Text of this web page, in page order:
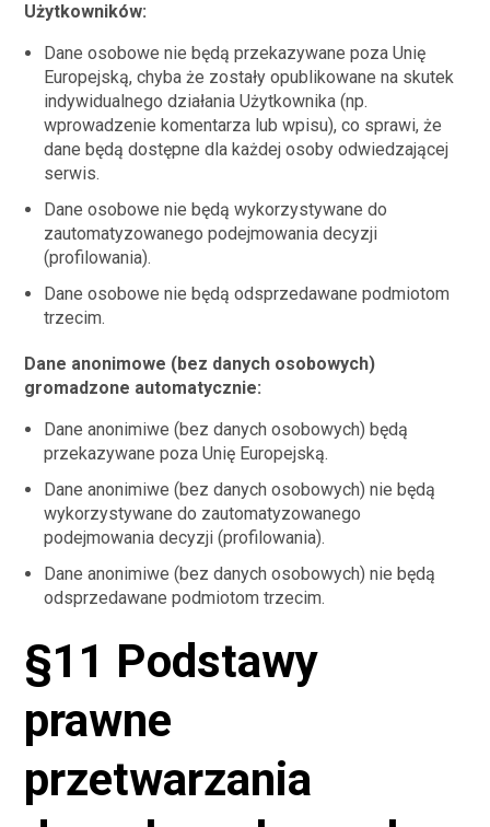
Użytkowników:
Dane osobowe nie będą przekazywane poza Unię
Europejską, chyba że zostały opublikowane na skutek
indywidualnego działania Użytkownika (np.
wprowadzenie komentarza lub wpisu), co sprawi, że
dane będą dostępne dla każdej osoby odwiedzającej
serwis.
Dane osobowe nie będą wykorzystywane do
zautomatyzowanego podejmowania decyzji
(profilowania).
Dane osobowe nie będą odsprzedawane podmiotom
trzecim.
Dane anonimowe (bez danych osobowych)
gromadzone automatycznie:
Dane anonimiwe (bez danych osobowych) będą
przekazywane poza Unię Europejską.
Dane anonimiwe (bez danych osobowych) nie będą
wykorzystywane do zautomatyzowanego
podejmowania decyzji (profilowania).
Dane anonimiwe (bez danych osobowych) nie będą
odsprzedawane podmiotom trzecim.
§11 Podstawy
prawne
przetwarzania